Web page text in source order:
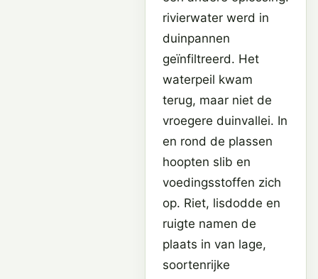
rivierwater werd in
duinpannen
geïnfiltreerd. Het
waterpeil kwam
terug, maar niet de
vroegere duinvallei. In
en rond de plassen
hoopten slib en
voedingsstoffen zich
op. Riet, lisdodde en
ruigte namen de
plaats in van lage,
soortenrijke